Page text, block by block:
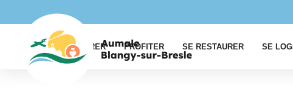
EXPLORER PROFITER SE RESTAURER SE